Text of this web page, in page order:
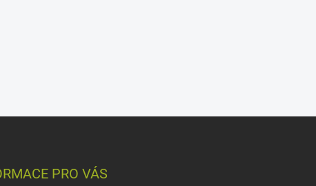
PRO VÁS